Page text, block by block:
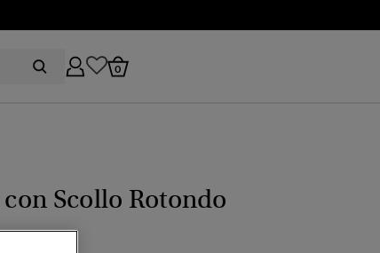
0
Scollo Rotondo